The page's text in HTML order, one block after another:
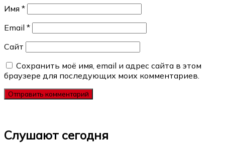
Имя *
Email *
Сайт
Сохранить моё имя, email и адрес сайта в этом
браузере для последующих моих комментариев.
Слушают сегодня